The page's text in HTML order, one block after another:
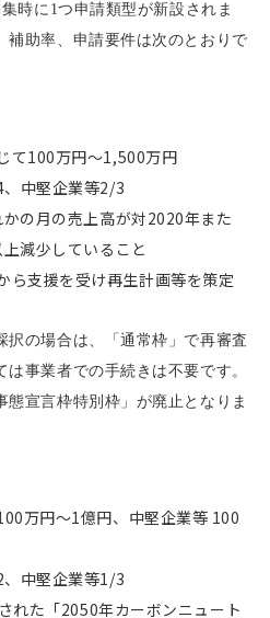
時に1つ申請類型が新設されま
補助率、申請要件は次のとおりで
て100万円〜1,500万円
中堅企業等2/3
の月の売上高が対2020年また
減少していること
ら支援を受け再生計画等を策定
択の場合は、「通常枠」で再審査
事業者での手続きは不要です。
態宣言枠特別枠」が廃止となりま
万円〜1億円、中堅企業等 100
中堅企業等1/3
れた「2050年カーボンニュート